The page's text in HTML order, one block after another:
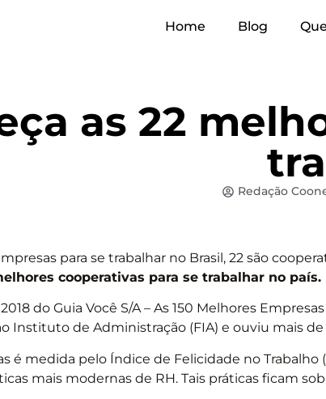
Home Blog
as 22
Redação
para se trabalhar no Brasil, 22 são
cooperativas para se trabalhar no país.
do Guia Você S/A – As 150 Melhores
Instituto de Administração (FIA) e ouviu mais
é medida pelo Índice de Felicidade no Trabalho
mais modernas de RH. Tais práticas ficam